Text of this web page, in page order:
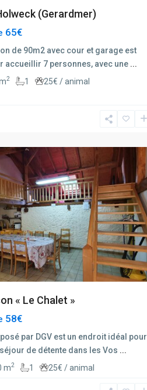
(Gerardmer)
65€
de 90m2 avec cour et garage est
accueillir 7 personnes, avec une ...
2 1 25€ / animal
« Le Chalet »
58€
par DGV est un endroit idéal pour
de détente dans les Vos ...
m2 1 25€ / animal